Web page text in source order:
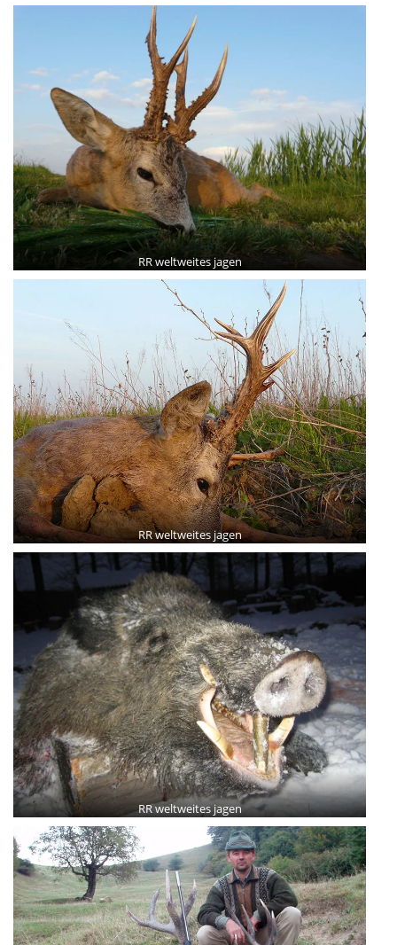
RR weltweites jagen
RR weltweites jagen
RR weltweites jagen